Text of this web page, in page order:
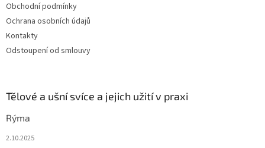
Obchodní podmínky
Ochrana osobních údajů
Kontakty
Odstoupení od smlouvy
Tělové a ušní svíce a jejich užití v praxi
Rýma
2.10.2025